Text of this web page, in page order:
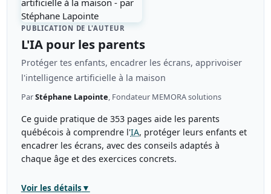
PUBLICATION DE L'AUTEUR
L'IA pour les parents
Protéger tes enfants, encadrer les écrans, apprivoiser
l'intelligence artificielle à la maison
ParStéphane Lapointe, Fondateur MEMORA solutions
Ce guide pratique de 353 pages aide les parents
québécois à comprendre l'IA, protéger leurs enfants et
encadrer les écrans, avec des conseils adaptés à
chaque âge et des exercices concrets.
Voir les détails▼